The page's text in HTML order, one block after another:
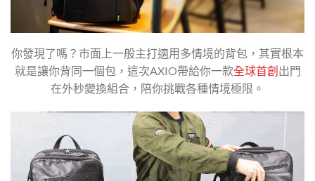
你發現了嗎？市面上一般主打適用多情境的背包，其實根本
就是讓你背同一個包，這次AXIO帶給你一款全球首創 出門
在外秒變換組合，陪你挑戰各種情境極限。